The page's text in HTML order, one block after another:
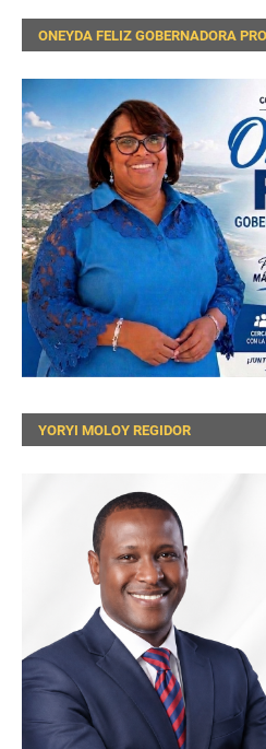
ONEYDA FELIZ GOBERNADORA
YORYI MOLOY REGIDOR